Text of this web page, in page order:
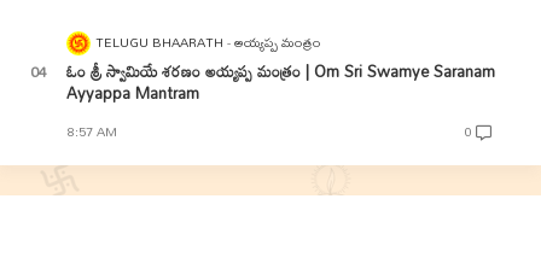
TELUGU BHAARATH అయ్యప్ప మంత్రం
ఓం శ్రీ స్వామియే శరణం అయ్యప్ప మంత్రం | Om Sri Swamye Saranam
Ayyappa Mantram
8:57 AM 0